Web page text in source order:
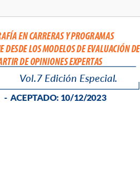
Vol.7 Edición Especial.
- ACEPTADO: 10/12/2023
EN CARRERAS Y PROGRAMAS
LOS MODELOS DE EVALUACIÓN DE
DE OPINIONES EXPERTAS